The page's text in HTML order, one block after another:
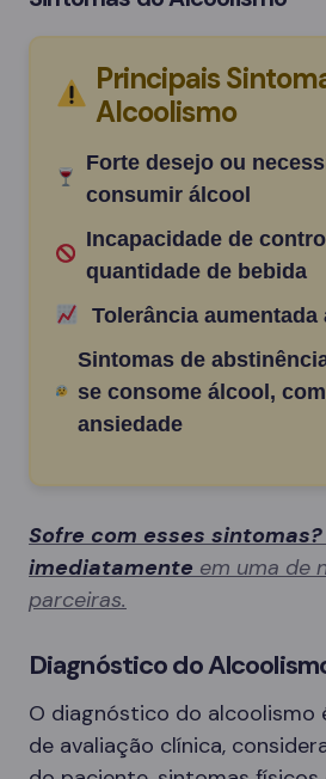
Principais
Alcoolismo
Forte desejo ou
consumir álcool
Incapacidade de
quantidade de bebida
Tolerância aumentada
Sintomas de
se consome álcool,
ansiedade
Sofre com esses
imediatamente em uma de
parceiras.
Diagnóstico do
O diagnóstico do alcoolismo
de avaliação clínica,